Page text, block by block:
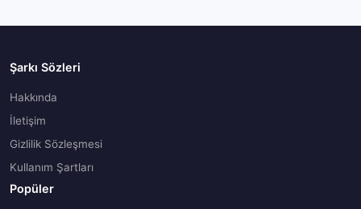
Şarkı Sözleri
Hakkında
İletişim
Gizlilik Sözleşmesi
Kullanım Şartları
Popüler